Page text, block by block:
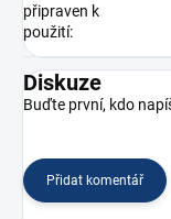
připraven k
použití:
Diskuze
Buďte první, kdo
Přidat komentář